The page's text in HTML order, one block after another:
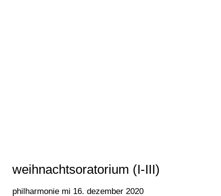
weihnachtsoratorium (I-III)
philharmonie mi 16. dezember 2020